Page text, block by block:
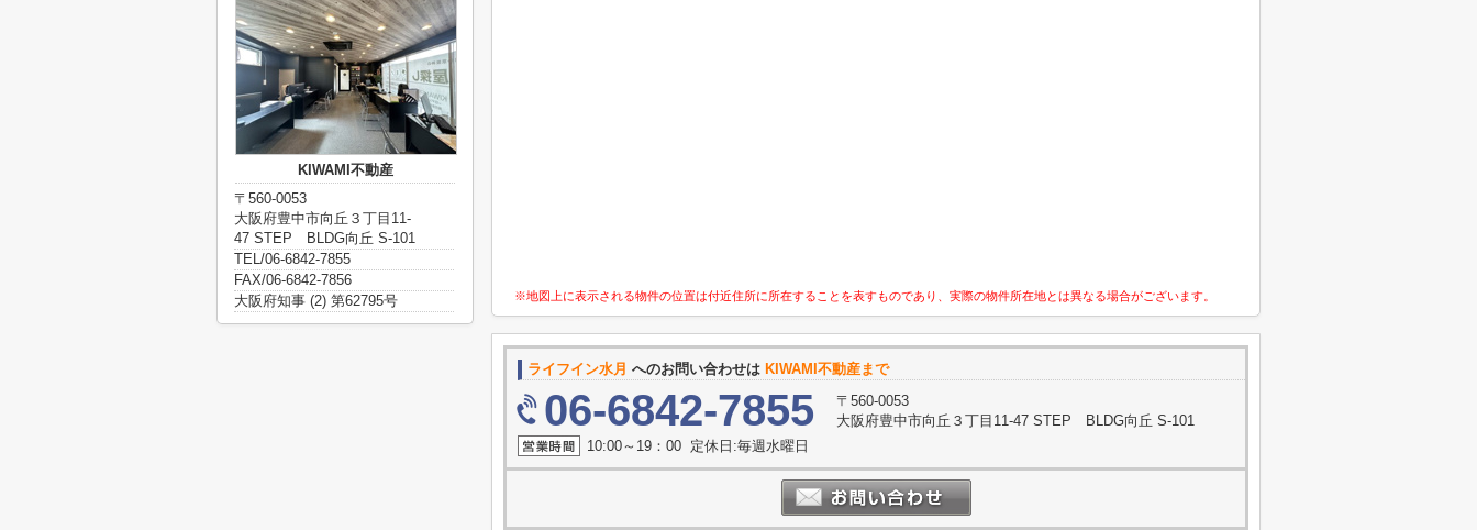
※地図上に表示される物件の位置は付近住所に所在することを表すものであり、実際の物件所在地とは異なる場合がございます。
ライフイン水月 へのお問い合わせは KIWAMI不動産まで
06-6842-7855
〒560-0053
大阪府豊中市向丘３丁目11-47 STEP BLDG向丘 S-101
10:00～19：00 定休日:毎週水曜日
KIWAMI不動産
〒560-0053
大阪府豊中市向丘３丁目11-
47 STEP BLDG向丘 S-101
TEL/06-6842-7855
FAX/06-6842-7856
大阪府知事 (2) 第62795号